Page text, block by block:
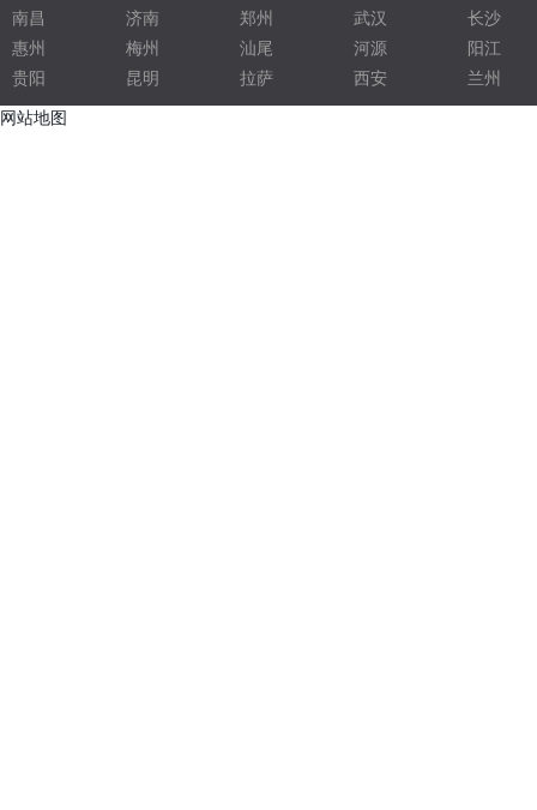
五金压铸
南昌 济南 郑州 武汉
长沙
惠州
梅州 汕尾 河源
阳江
贵阳
昆明 拉萨 西安 兰州
网站地图